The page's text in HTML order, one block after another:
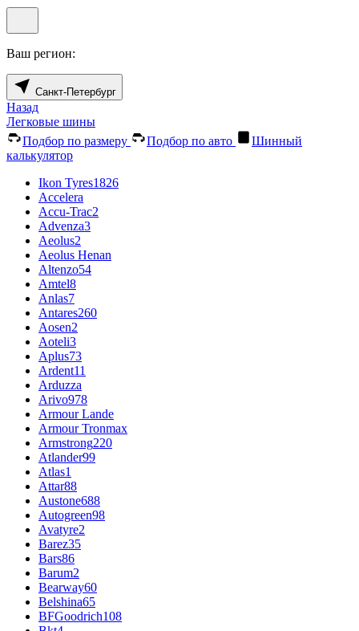
Ваш регион:
Санкт-Петербург
Назад
Легковые шины
Подбор по размеру
Подбор по авто
Шинный
калькулятор
Ikon Tyres1826
Accelera
Accu-Trac2
Advenza3
Aeolus2
Aeolus Henan
Altenzo54
Amtel8
Anlas7
Antares260
Aosen2
Aoteli3
Aplus73
Ardent11
Arduzza
Arivo978
Armour Lande
Armour Tronmax
Armstrong220
Atlander99
Atlas1
Attar88
Austone688
Autogreen98
Avatyre2
Barez35
Bars86
Barum2
Bearway60
Belshina65
BFGoodrich108